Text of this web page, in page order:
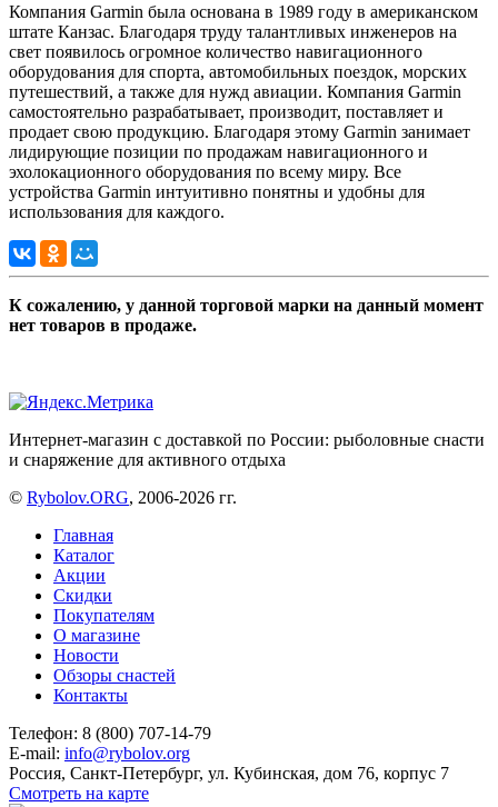
Компания Garmin была основана в 1989 году в американском
штате Канзас. Благодаря труду талантливых инженеров на
свет появилось огромное количество навигационного
оборудования для спорта, автомобильных поездок, морских
путешествий, а также для нужд авиации. Компания Garmin
самостоятельно разрабатывает, производит, поставляет и
продает свою продукцию. Благодаря этому Garmin занимает
лидирующие позиции по продажам навигационного и
эхолокационного оборудования по всему миру. Все
устройства Garmin интуитивно понятны и удобны для
использования для каждого.
К сожалению, у данной торговой марки на данный момент
нет товаров в продаже.
Интернет-магазин с доставкой по России: рыболовные снасти
и снаряжение для активного отдыха
© Rybolov.ORG, 2006-2026 гг.
Главная
Каталог
Акции
Скидки
Покупателям
О магазине
Новости
Обзоры снастей
Контакты
Телефон: 8 (800) 707-14-79
E-mail: info@rybolov.org
Россия, Санкт-Петербург, ул. Кубинская, дом 76, корпус 7
Смотреть на карте